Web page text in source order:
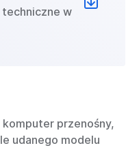
techniczne w
przenośny,
udanego modelu